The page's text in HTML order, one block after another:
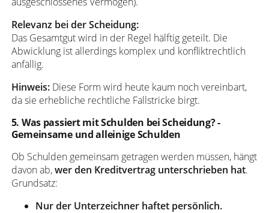
Relevanz bei der Scheidung:
Das Gesamtgut wird in der Regel hälftig geteilt. Die
Abwicklung ist allerdings komplex und konfliktrechtlich
anfällig.
Hinweis:Diese Form wird heute kaum noch vereinbart,
da sie erhebliche rechtliche Fallstricke birgt.
5. Was passiert mit Schulden bei Scheidung? -
Gemeinsame und alleinige Schulden
Ob Schulden gemeinsam getragen werden müssen, hängt
davon ab,wer den Kreditvertrag unterschrieben hat.
Grundsatz:
Nur der Unterzeichner haftet persönlich.